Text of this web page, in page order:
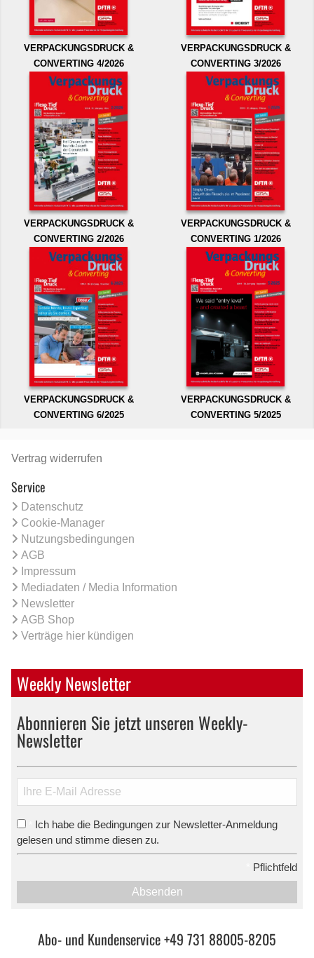
VERPACKUNGSDRUCK &
CONVERTING 4/2026
VERPACKUNGSDRUCK &
CONVERTING 3/2026
VERPACKUNGSDRUCK &
CONVERTING 2/2026
VERPACKUNGSDRUCK &
CONVERTING 1/2026
VERPACKUNGSDRUCK &
CONVERTING 6/2025
VERPACKUNGSDRUCK &
CONVERTING 5/2025
Vertrag widerrufen
Service
Datenschutz
Cookie-Manager
Nutzungsbedingungen
AGB
Impressum
Mediadaten / Media Information
Newsletter
AGB Shop
Verträge hier kündigen
Weekly Newsletter
Abonnieren Sie jetzt unseren Weekly-
Newsletter
Ich habe die Bedingungen zur Newsletter-Anmeldung
gelesen und stimme diesen zu.
Pflichtfeld
Absenden
Abo- und Kundenservice +49 731 88005-8205